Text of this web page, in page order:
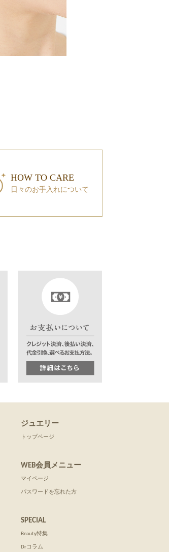
HOW TO CARE
日々のお手入れについて
ジュエリー
トップページ
WEB会員メニュー
マイページ
パスワードを忘れた方
SPECIAL
Beauty特集
Drコラム